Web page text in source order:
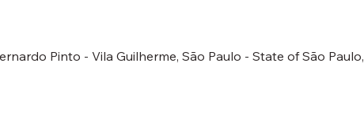
Pinto - Vila Guilherme, São Paulo - State of São Paulo,